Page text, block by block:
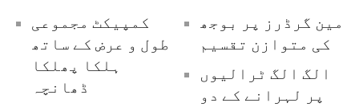
کمپیکٹ مجموعی
طول و عرض کے ساتھ
ہلکا پھلکا
ڈھانچہ
مین گرڈرز پر بوجھ
کی متوازن تقسیم
الگ الگ ٹرالیوں
پر لہرانے کے دو